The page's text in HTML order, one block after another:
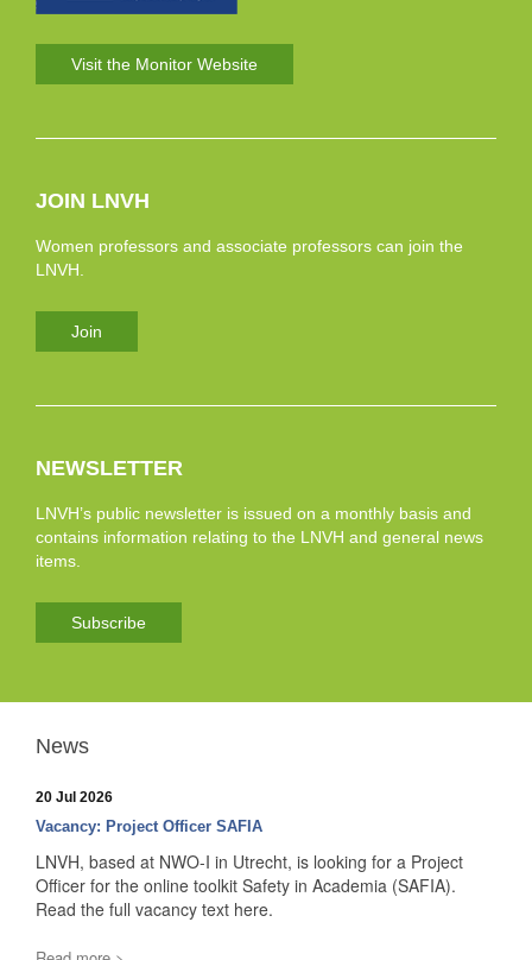
Visit the Monitor Website
JOIN LNVH
Women professors and associate professors can join the
LNVH.
Join
NEWSLETTER
LNVH’s public newsletter is issued on a monthly basis and
contains information relating to the LNVH and general news
items.
Subscribe
News
20 Jul 2026
Vacancy: Project Officer SAFIA
LNVH, based at NWO-I in Utrecht, is looking for a Project
Officer for the online toolkit Safety in Academia (SAFIA).
Read the full vacancy text here.